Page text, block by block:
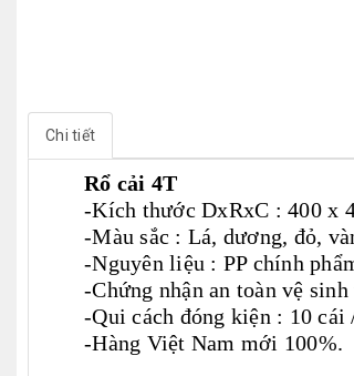
Chi tiết
Rổ cải 4T
-Kích thước DxRxC : 400 x
-Màu sắc : Lá, dương, đỏ,
-Nguyên liệu : PP chính
-Chứng nhận an toàn vệ
-Qui cách đóng kiện : 10 cái
-Hàng Việt Nam mới 100%.